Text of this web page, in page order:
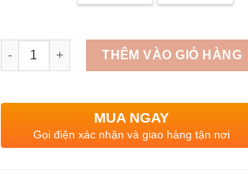
Quantity
THÊM VÀO GIỎ HÀNG
MUA NGAY
Gọi điện xác nhận và giao hàng tận nơi